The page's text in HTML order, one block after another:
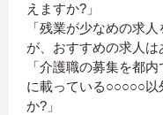
えますか?」
「残業が少なめの求
が、おすすめの求人は
「介護職の募集を都
に載っている○○○○○以
か?」